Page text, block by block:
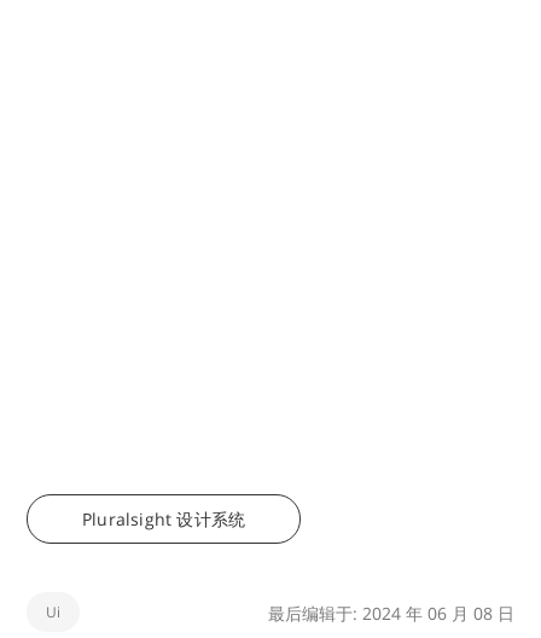
Pluralsight 设计系统
Ui 最后编辑于: 2024 年 06 月 08 日